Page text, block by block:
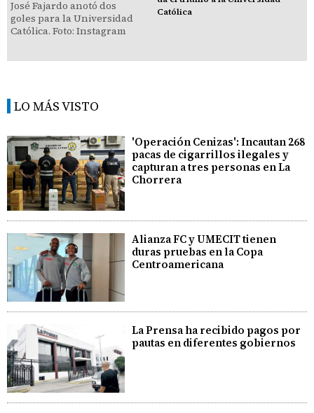
Católica
LO MÁS VISTO
'Operación Cenizas': Incautan 268
pacas de cigarrillos ilegales y
capturan a tres personas en La
Chorrera
Alianza FC y UMECIT tienen
duras pruebas en la Copa
Centroamericana
La Prensa ha recibido pagos por
pautas en diferentes gobiernos